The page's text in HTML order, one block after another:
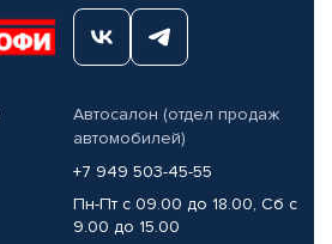
Автосалон (отдел продаж
автомобилей)
+7 949 503-45-55
Пн-Пт с 09.00 до 18.00, Сб с
9.00 до 15.00